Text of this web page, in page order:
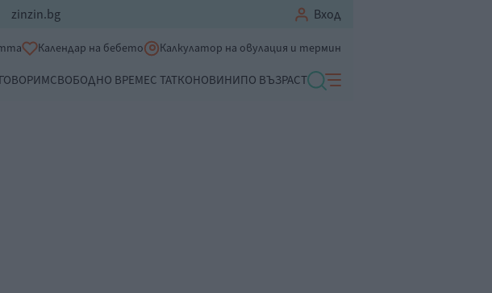
zinzin.bg Вход
Календар на бебето Калкулатор на овулация и термин
СВОБОДНО ВРЕМЕС ТАТКОНОВИНИПО ВЪЗРАСТ